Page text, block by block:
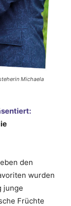
Michaela
den
wurden
junge
Früchte